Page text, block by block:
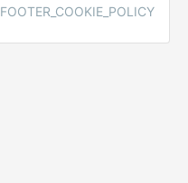
FOOTER_COOKIE_POLICY